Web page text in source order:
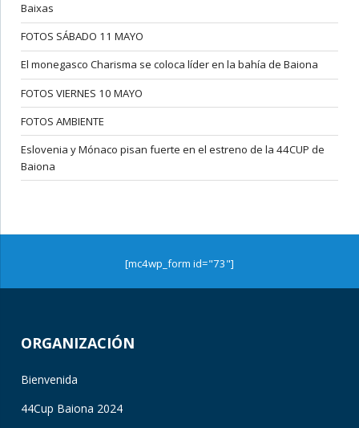
Baixas
FOTOS SÁBADO 11 MAYO
El monegasco Charisma se coloca líder en la bahía de Baiona
FOTOS VIERNES 10 MAYO
FOTOS AMBIENTE
Eslovenia y Mónaco pisan fuerte en el estreno de la 44CUP de
Baiona
[mc4wp_form id="73"]
ORGANIZACIÓN
Bienvenida
44Cup Baiona 2024